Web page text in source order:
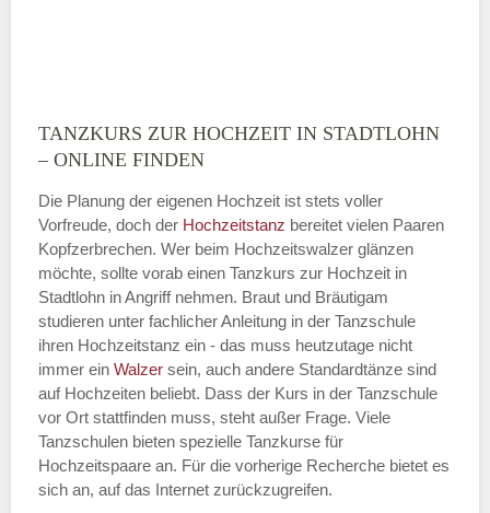
Montag
—
ÖFFNUNGSZEITEN HINZUFÜGEN
Dienstag
—
ÖFFNUNGSZEITEN HINZUFÜGEN
TANZKURS ZUR HOCHZEIT IN STADTLOHN
– ONLINE FINDEN
Die Planung der eigenen Hochzeit ist stets voller
Vorfreude, doch der Hochzeitstanz bereitet vielen Paaren
Kopfzerbrechen. Wer beim Hochzeitswalzer glänzen
möchte, sollte vorab einen Tanzkurs zur Hochzeit in
Stadtlohn in Angriff nehmen. Braut und Bräutigam
studieren unter fachlicher Anleitung in der Tanzschule
ihren Hochzeitstanz ein - das muss heutzutage nicht
immer ein Walzer sein, auch andere Standardtänze sind
auf Hochzeiten beliebt. Dass der Kurs in der Tanzschule
vor Ort stattfinden muss, steht außer Frage. Viele
Tanzschulen bieten spezielle Tanzkurse für
Hochzeitspaare an. Für die vorherige Recherche bietet es
sich an, auf das Internet zurückzugreifen.